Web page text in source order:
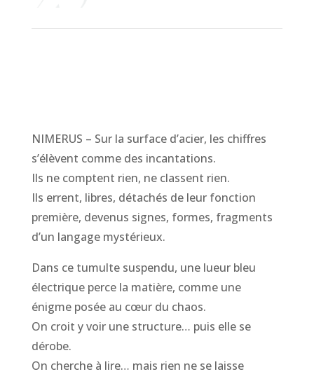
NIMERUS – Sur la surface d’acier, les chiffres
s’élèvent comme des incantations.
Ils ne comptent rien, ne classent rien.
Ils errent, libres, détachés de leur fonction
première, devenus signes, formes, fragments
d’un langage mystérieux.
Dans ce tumulte suspendu, une lueur bleu
électrique perce la matière, comme une
énigme posée au cœur du chaos.
On croit y voir une structure… puis elle se
dérobe.
On cherche à lire… mais rien ne se laisse